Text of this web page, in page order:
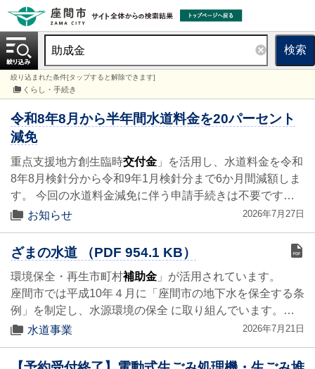
検索
絞り込まれた条件[タップすると解除できます]
くらし・手続き
令和8年8月から半年間水道料金を20パーセント
減免
重点支援地方創生臨時交付金 」を活用し、水道料金を令和
8年8月検針分から令和9年1月検針分まで6か月間減額しま
す。 今回の水道料金減免に伴う申請手続きは不要です…
お知らせ
2026年7月27日
ざまの水道 （PDF 954.1 KB）
環境保全・再生市町村補助金 」が活用されています。
座間市では平成10年４月に「座間市の地下水を保全する条
例」を制定し、水源環境の保全 に取り組んでいます。…
水道事業
2026年7月21日